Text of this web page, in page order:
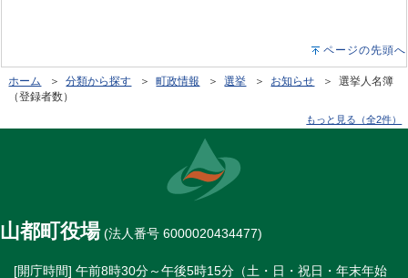
ページの先頭へ
ホーム ＞分類から探す ＞町政情報 ＞選挙 ＞ お知らせ ＞ 選挙人名簿
（登録者数）
もっと見る（全2件）
山都町役場(法人番号 6000020434477)
[開庁時間] 午前8時30分～午後5時15分（土・日・祝日・年末年始